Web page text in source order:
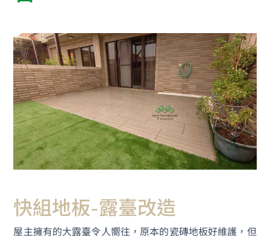
快組地板-露臺改造
屋主擁有的大露臺令人嚮往，原本的瓷磚地板好維護，但